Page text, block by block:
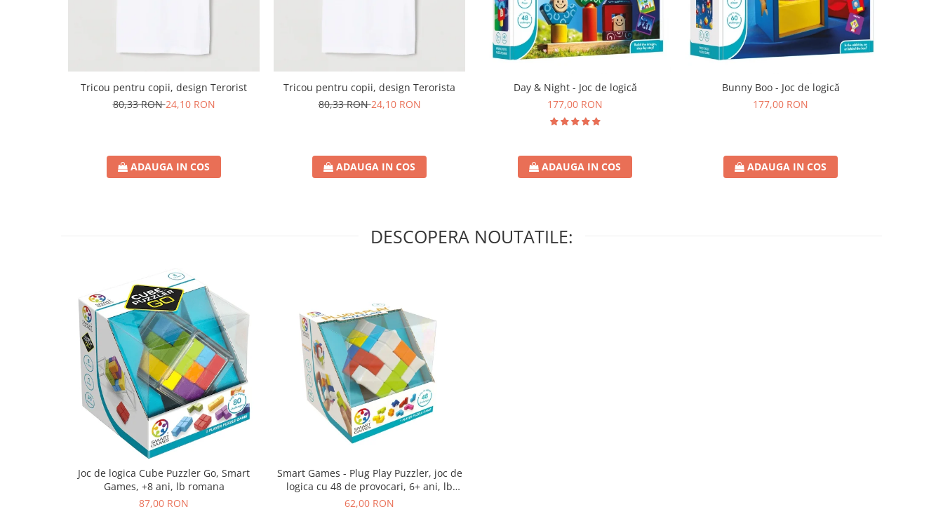
Tricou pentru copii, design Terorist
80,33 RON24,10 RON
ADAUGA IN COS
Tricou pentru copii, design Terorista
80,33 RON24,10 RON
ADAUGA IN COS
Day & Night - Joc de logică
177,00 RON
ADAUGA IN COS
Bunny Boo - Joc de logică
177,00 RON
ADAUGA IN COS
DESCOPERA NOUTATILE:
Joc de logica Cube Puzzler Go, Smart
Games, +8 ani, lb romana
87,00 RON
Smart Games - Plug Play Puzzler, joc de
logica cu 48 de provocari, 6+ ani, lb
romana
62,00 RON